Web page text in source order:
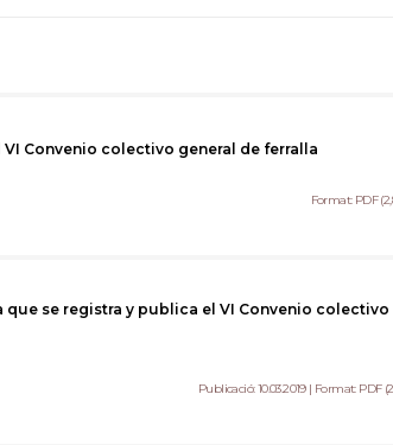
Convenio colectivo general de ferralla
Format: PDF
se registra y publica el VI Convenio colectivo
Publicació: 10.03.2019 | Format: PDF